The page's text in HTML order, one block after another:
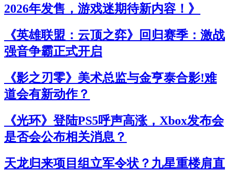
2026年发售，游戏迷期待新内容！》
《英雄联盟：云顶之弈》回归赛季：激战
强音争霸正式开启
《影之刃零》美术总监与金亨泰合影!难
道会有新动作？
《光环》登陆PS5呼声高涨，Xbox发布会
是否会公布相关消息？
天龙归来项目组立军令状？九星重楼肩直